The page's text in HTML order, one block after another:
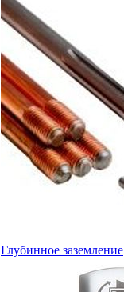
Глубинное заземление